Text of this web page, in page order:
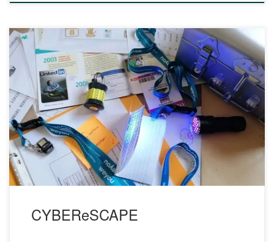
CYBEReSCAPE est un jeu d’évasion pédagogique qui
amène les élèves à prendre le rôle de jeunes recrues de la
« Cyberacadémie », unité de formation d’agents spécialistes
de la cybersécurité. Lors de leur première visite des locaux,
le réseau de l’académie subit une cyberattaque. Les jeunes
agents ont 45 minutes […]
CYBEReSCAPE